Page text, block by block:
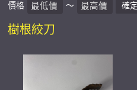
價格 ～ 確定
樹根絞刀